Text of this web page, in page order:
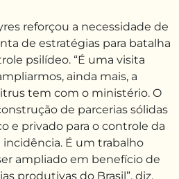
reforçou a necessidade de
de estratégias para batalha
psilídeo. “É uma visita
ainda mais, a
tem com o ministério. O
de parcerias sólidas
e privado para o controle da
É um trabalho
ampliado em benefício de
produtivas do Brasil”, diz.